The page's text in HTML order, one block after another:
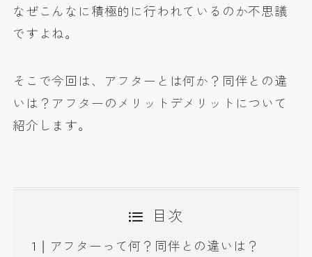
なぜこんなに積極的に行われているのか不思議
ですよね。
そこで今回は、アフターとは何か？同伴との違
いは？アフターのメリットデメリットについて
紹介します。
目次
アフターって何？同伴との違いは？